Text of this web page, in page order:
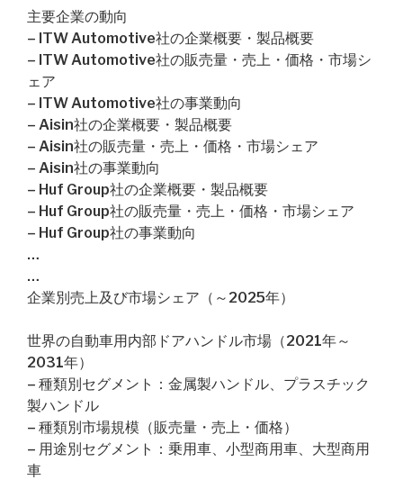
主要企業の動向
– ITW Automotive社の企業概要・製品概要
– ITW Automotive社の販売量・売上・価格・市場シ
ェア
– ITW Automotive社の事業動向
– Aisin社の企業概要・製品概要
– Aisin社の販売量・売上・価格・市場シェア
– Aisin社の事業動向
– Huf Group社の企業概要・製品概要
– Huf Group社の販売量・売上・価格・市場シェア
– Huf Group社の事業動向
…
…
企業別売上及び市場シェア（～2025年）
世界の自動車用内部ドアハンドル市場（2021年～
2031年）
– 種類別セグメント：金属製ハンドル、プラスチック
製ハンドル
– 種類別市場規模（販売量・売上・価格）
– 用途別セグメント：乗用車、小型商用車、大型商用
車